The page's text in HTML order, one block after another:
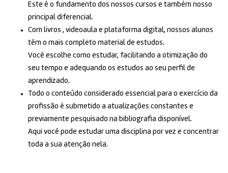
Este é o fundamento dos nossos cursos e também nosso
principal diferencial.
Com livros , videoaula e plataforma digital, nossos alunos
têm o mais completo material de estudos.
Você escolhe como estudar, facilitando a otimização do
seu tempo e adequando os estudos ao seu perfil de
aprendizado.
Todo o conteúdo considerado essencial para o exercício da
profissão é submetido a atualizações constantes e
previamente pesquisado na bibliografia disponível.
Aqui você pode estudar uma disciplina por vez e concentrar
toda a sua atenção nela.